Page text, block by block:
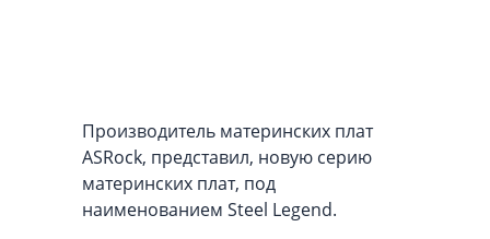
Производитель материнских плат
ASRock, представил, новую серию
материнских плат, под
наименованием Steel Legend.